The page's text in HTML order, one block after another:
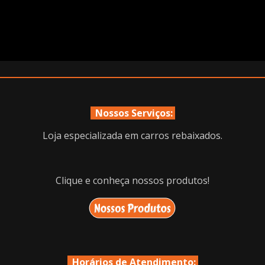
Nossos Serviços:
Loja especializada em carros rebaixados.
Clique e conheça nossos produtos!
Horários de Atendimento: